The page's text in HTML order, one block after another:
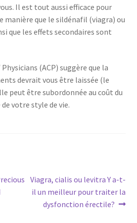
Il est tout aussi efficace pour
manière que le sildénafil (viagra) ou
que les effets secondaires sont
(ACP) suggère que la
devrait vous être laissée (le
peut être subordonnée au coût du
votre style de vie.
Next
post:
Viagra, cialis ou levitra Y a-t-
il un meilleur pour traiter la
dysfonction érectile?